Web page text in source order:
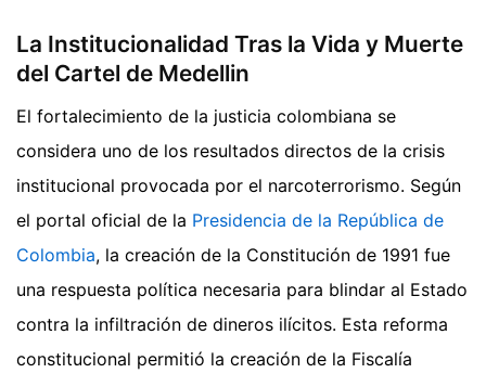
La Institucionalidad Tras la Vida y Muerte
del Cartel de Medellin
El fortalecimiento de la justicia colombiana se
considera uno de los resultados directos de la crisis
institucional provocada por el narcoterrorismo. Según
el portal oficial de la Presidencia de la República de
Colombia, la creación de la Constitución de 1991 fue
una respuesta política necesaria para blindar al Estado
contra la infiltración de dineros ilícitos. Esta reforma
constitucional permitió la creación de la Fiscalía